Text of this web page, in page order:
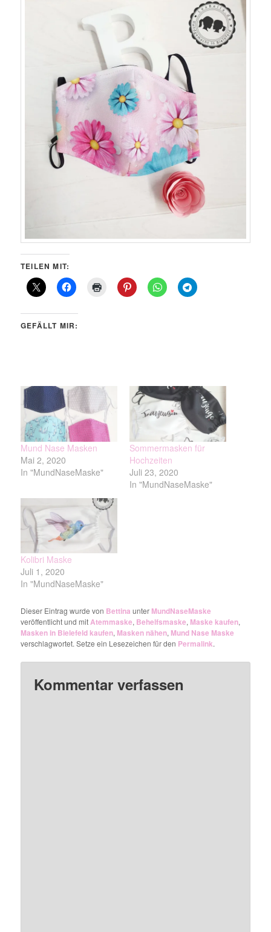
TEILEN MIT:
GEFÄLLT MIR:
Mund Nase Masken
Mai 2, 2020
In "MundNaseMaske"
Sommermasken für
Hochzeiten
Juli 23, 2020
In "MundNaseMaske"
Kolibri Maske
Juli 1, 2020
In "MundNaseMaske"
Dieser Eintrag wurde von Bettina unter MundNaseMaske
veröffentlicht und mitAtemmaske, Behelfsmaske, Maske kaufen,
Masken in Bielefeld kaufen, Masken nähen, Mund Nase Maske
verschlagwortet. Setze ein Lesezeichen für den Permalink.
Kommentar verfassen